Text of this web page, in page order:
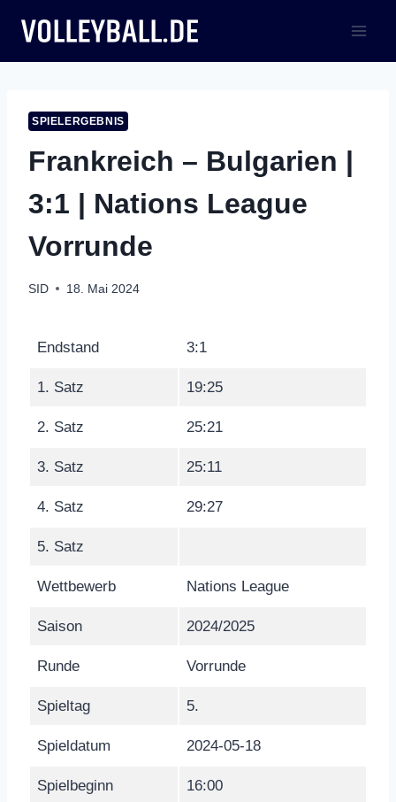
Inhalt
springen
SPIELERGEBNIS
Frankreich – Bulgarien |
3:1 | Nations League
Vorrunde
SID 18. Mai 2024
Endstand 3:1
1. Satz 19:25
2. Satz 25:21
3. Satz 25:11
4. Satz 29:27
5. Satz
Wettbewerb Nations League
Saison 2024/2025
Runde Vorrunde
Spieltag 5.
Spieldatum 2024-05-18
Spielbeginn 16:00